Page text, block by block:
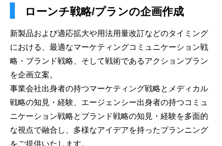
ローンチ戦略/プランの企画作成
新製品および適応拡大や用法用量改訂などのタイミング
における、最適なマーケティングコミュニケーション戦
略・ブランド戦略、そして戦術であるアクションプラン
を企画立案。
事業会社出身者の持つマーケティング戦略とメディカル
戦略の知見・経験、エージェンシー出身者の持つコミュ
ニケーション戦略とブランド戦略の知見・経験を多面的
な視点で融合し、多様なアイデアを持ったプランニング
をご提供いたします。